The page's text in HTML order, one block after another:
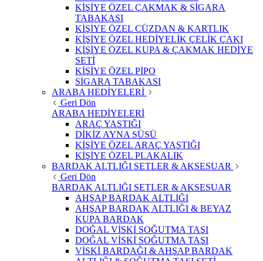
KİŞİYE ÖZEL ÇAKMAK & SİGARA
TABAKASI
KİŞİYE ÖZEL CÜZDAN & KARTLIK
KİŞİYE ÖZEL HEDİYELİK ÇELİK ÇAKI
KİŞİYE ÖZEL KUPA & ÇAKMAK HEDİYE
SETİ
KİŞİYE ÖZEL PİPO
SİGARA TABAKASI
ARABA HEDİYELERİ
Geri Dön
ARABA HEDİYELERİ
ARAÇ YASTIĞI
DİKİZ AYNA SÜSÜ
KİŞİYE ÖZEL ARAÇ YASTIĞI
KİŞİYE ÖZEL PLAKALIK
BARDAK ALTLIĞI SETLER & AKSESUAR
Geri Dön
BARDAK ALTLIĞI SETLER & AKSESUAR
AHŞAP BARDAK ALTLIĞI
AHŞAP BARDAK ALTLIĞI & BEYAZ
KUPA BARDAK
DOĞAL VİSKİ SOĞUTMA TAŞI
DOĞAL VİSKİ SOĞUTMA TAŞI
VİSKİ BARDAĞI & AHŞAP BARDAK